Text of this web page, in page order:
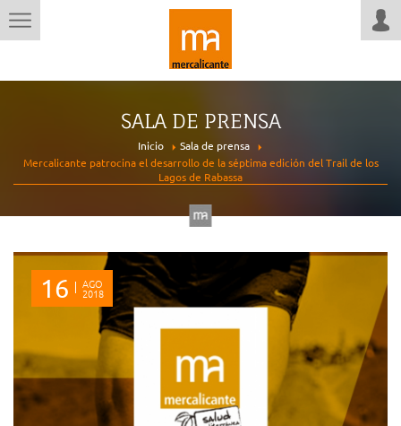
SALA DE PRENSA
Inicio
Sala de prensa
Mercalicante patrocina el desarrollo de la séptima edición del Trail de los
Lagos de Rabassa
16 AGO
2018